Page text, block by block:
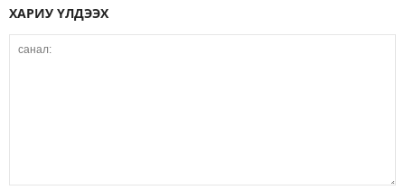
ХАРИУ ҮЛДЭЭХ